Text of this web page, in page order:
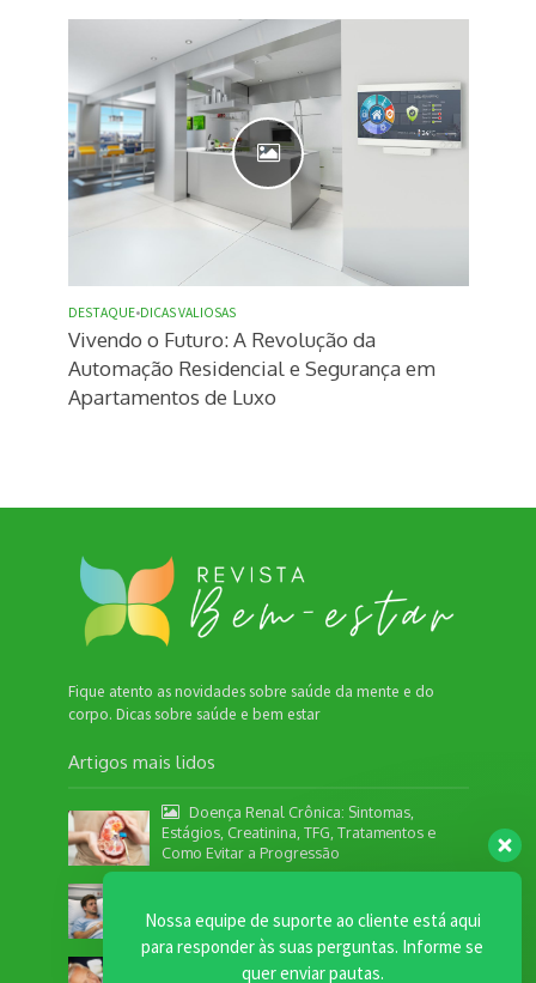
DESTAQUE•DICAS VALIOSAS
Vivendo o Futuro: A Revolução da
Automação Residencial e Segurança em
Apartamentos de Luxo
Fique atento as novidades sobre saúde da mente e do
corpo. Dicas sobre saúde e bem estar
Artigos mais lidos
Doença Renal Crônica: Sintomas,
Estágios, Creatinina, TFG, Tratamentos e
Como Evitar a Progressão
Longevidade ativa: hábitos que prolongam a
Nossa equipe de suporte ao cliente está aqui
para responder às suas perguntas. Informe se
quer enviar pautas.